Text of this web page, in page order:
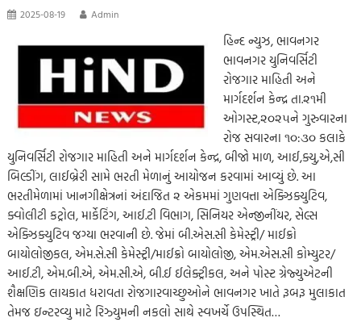
2025-08-19 Admin
હિન્દ ન્યુઝ, ભાવનગર
ભાવનગર યુનિવર્સિટી
રોજગાર માહિતી અને
માર્ગદર્શન કેન્દ્ર તા.૨૧મી
ઓગસ્ટ,૨૦૨૫ને ગુરુવારના
રોજ સવારના ૧૦:૩૦ કલાકે
યુનિવર્સિટી રોજગાર માહિતી અને માર્ગદર્શન કેન્દ્ર, બીજો માળ, આઈ,ક્યુ,એ,સી
બિલ્ડીંગ, લાઈબ્રેરી સામે ભરતી મેળાનું આયોજન કરવામાં આવ્યું છે. આ
ભરતીમેળામાં ખાનગીક્ષેત્રનાં અંદાજિત ૨ એકમમાં ગુણવત્તા એક્ઝિક્યુટિવ,
ક્વોલીટી કટ્રોલ, માર્કેટિંગ, આઈ.ટી વિભાગ, સિનિયર એન્જીનીંયર, સેલ્સ
એક્ઝિક્યુટિવ જગ્યા ભરવાની છે. જેમાં બી.એસ.સી કેમેસ્ટ્રી/ માઈક્રો
બાયોલોજીકલ, એમ.સે.સી કેમેસ્ટ્રી/માઈક્રો બાયોલોજી, એમ.એસ.સી કોમ્યુટર/
આઈ.ટી, એમ.બી.એ, એમ.સી.એ, બી.ઈ ઈલેક્ટ્રીકલ, અને પોસ્ટ ગ્રેજ્યુએટની
શૈક્ષણિક લાયકાત ધરાવતા રોજગારવાચ્છુઓને ભાવનગર ખાતે રૂબરૂ મુલાકાત
તેમજ ઇન્ટરવ્યુ માટે રિઝ્યુમની નકલો સાથે સ્વખર્ચે ઉપસ્થિત…